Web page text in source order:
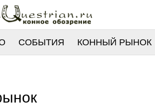
СОБЫТИЯ КОННЫЙ РЫНОК